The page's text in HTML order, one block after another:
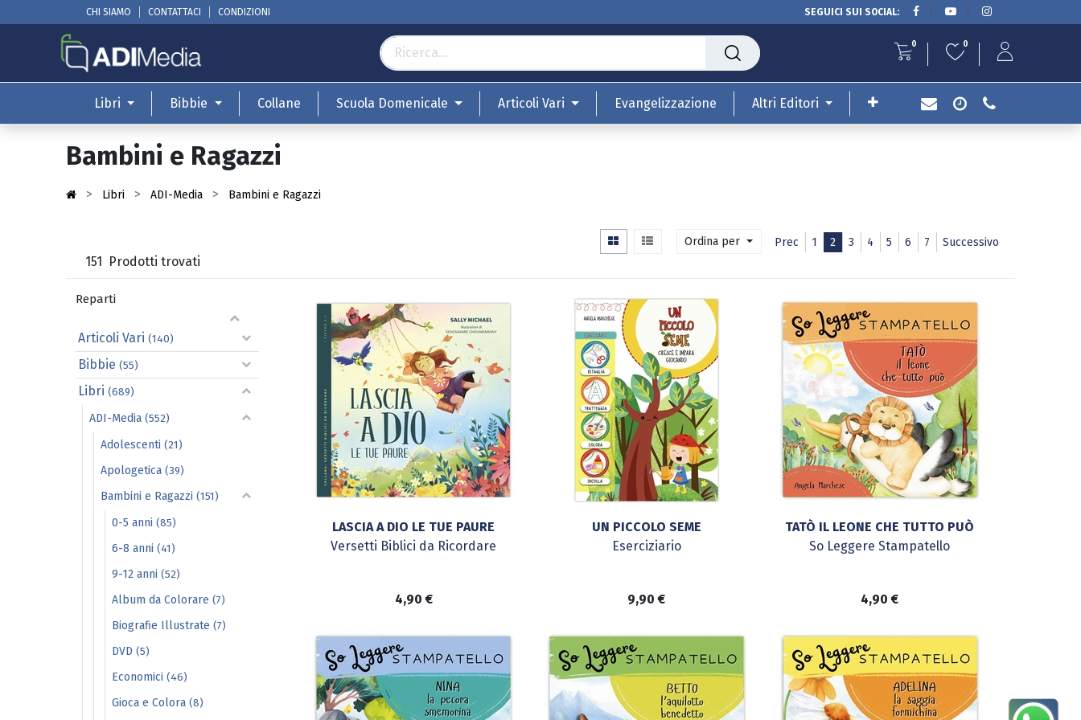
CHI SIAMO CONTATTACI CONDIZIONI SEGUICI SUI SOCIAL:
0 0
Libri Bibbie Collane Scuola Domenicale Articoli Vari Evangelizzazione Altri Editori
Bambini e Ragazzi
Libri ADI-Media Bambini e Ragazzi
Prec 1 2 3 4 5 6 7 Successivo
Ordina per
151 Prodotti trovati
Reparti
Articoli Vari (140)
Bibbie (55)
Libri (689)
ADI-Media (552)
Adolescenti (21)
Apologetica (39)
Bambini e Ragazzi (151)
0-5 anni (85)
6-8 anni (41)
9-12 anni (52)
Album da Colorare (7)
Biografie Illustrate (7)
DVD (5)
Economici (46)
Gioca e Colora (8)
LASCIA A DIO LE TUE PAURE
Versetti Biblici da Ricordare
4,90 €
UN PICCOLO SEME
Eserciziario
9,90 €
TATÒ IL LEONE CHE TUTTO PUÒ
So Leggere Stampatello
4,90 €